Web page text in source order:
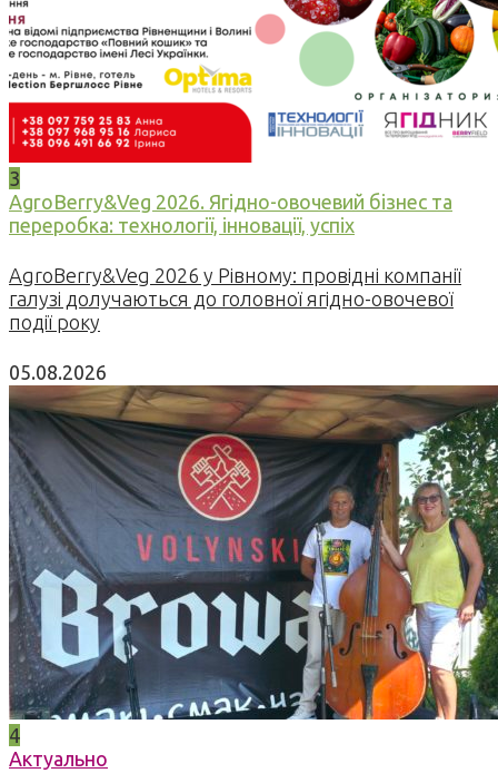
3
AgroBerry&Veg 2026. Ягідно-овочевий бізнес та
переробка: технології, інновації, успіх
AgroBerry&Veg 2026 у Рівному: провідні компанії
галузі долучаються до головної ягідно-овочевої
події року
05.08.2026
4
Актуально